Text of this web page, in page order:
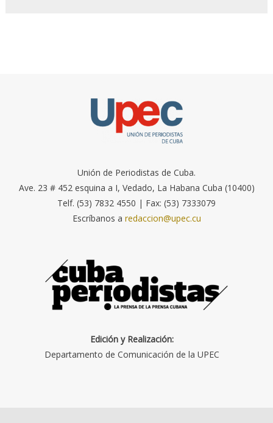
Unión de Periodistas de Cuba.
Ave. 23 # 452 esquina a I, Vedado, La Habana Cuba (10400)
Telf. (53) 7832 4550 | Fax: (53) 7333079
Escríbanos a redaccion@upec.cu
Edición y Realización:
Departamento de Comunicación de la UPEC